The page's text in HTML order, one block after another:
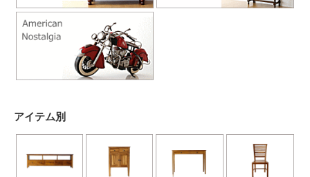
アイテム別